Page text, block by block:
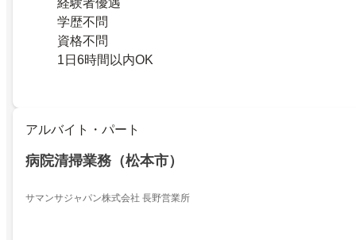
学歴不問
資格不問
1日6時間以内OK
アルバイト・パート
病院清掃業務（松本市）
サマンサジャパン株式会社 長野営業所